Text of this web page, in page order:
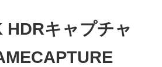
キャプチャ